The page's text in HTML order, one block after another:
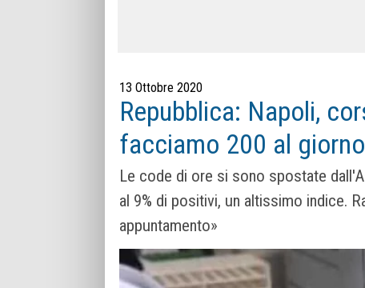
13 Ottobre 2020
Repubblica: Napoli,
facciamo 200 al
Le code di ore si sono spostate
al 9% di positivi, un altissimo indice.
appuntamento»